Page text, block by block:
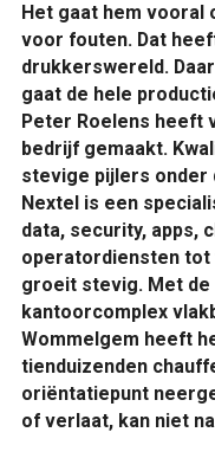
Het gaat hem vooral
voor fouten. Dat
drukkerswereld.
gaat de hele
Peter Roelens heeft
bedrijf gemaakt.
stevige pijlers onder
Nextel is een
data, security, apps,
operatordiensten
groeit stevig. Met de
kantoorcomplex
Wommelgem heeft
tienduizenden
oriëntatiepunt
of verlaat, kan niet